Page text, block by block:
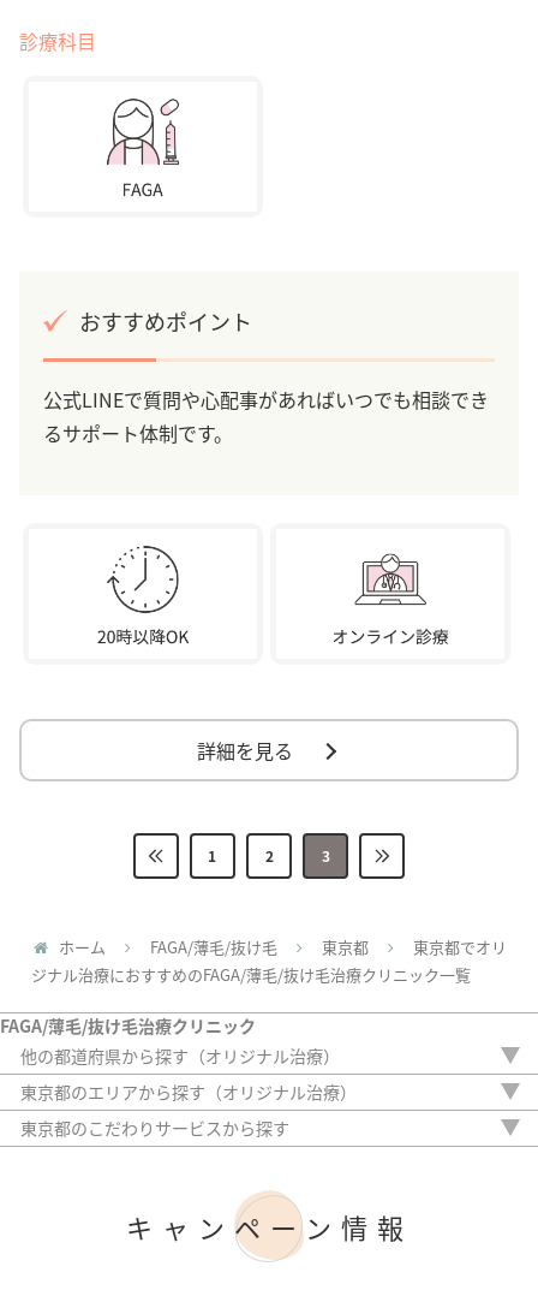
診療科目
おすすめポイント
公式LINEで質問や心配事があればいつでも相談でき
るサポート体制です。
詳細を見る
1 2 3
ホーム FAGA/薄毛/抜け毛 東京都
東京都でオリ
ジナル治療におすすめのFAGA/薄毛/抜け毛治療クリニック一覧
FAGA/薄毛/抜け毛治療クリニック
他の都道府県から探す（オリジナル治療）
北海道
青森県
岩手県
東京都のエリアから探す（オリジナル治療）
新宿区
中央区
東京都のこだわりサービスから探す
キャンペーン情報